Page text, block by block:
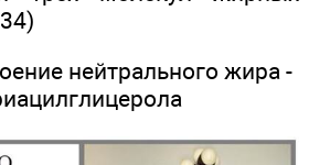
нейтрального жира -